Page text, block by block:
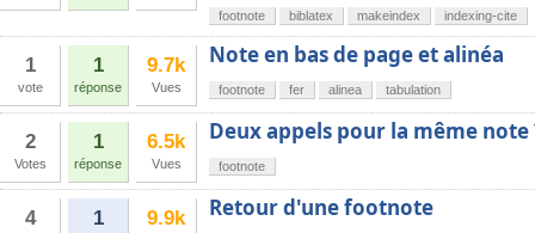
footnote biblatex makeindex indexing-cite
1
vote
1
réponse
9.7k
Vues
Note en bas de page et alinéa
footnote fer alinea tabulation
2
Votes
1
réponse
6.5k
Vues
Deux appels pour la même note
footnote
4 1 9.9k Retour d'une footnote